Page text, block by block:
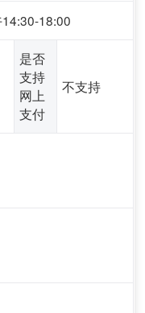
18:00
是否
支持
网上
支付
不支持